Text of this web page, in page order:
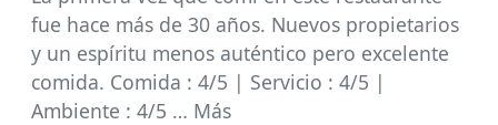
fue hace más de 30 años. Nuevos propietarios
y un espíritu menos auténtico pero excelente
comida. Comida : 4/5 | Servicio : 4/5 |
Ambiente : 4/5 … Más